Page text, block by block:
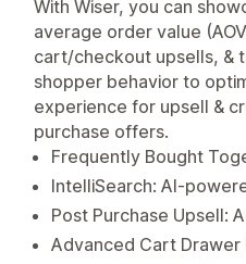
With Wiser, you can
average order value
cart/checkout upsells, &
shopper behavior to
experience for upsell &
purchase offers.
Frequently Bought
IntelliSearch: AI-
Post Purchase Upsell:
Advanced Cart Drawer